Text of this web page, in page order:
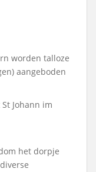
worden talloze
aangeboden
Johann im
het dorpje